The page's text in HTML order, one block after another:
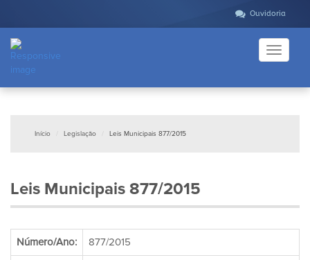
Ouvidoria
Toggle
Início Legislação Leis Municipais 877/2015
Leis Municipais 877/2015
Número/Ano: 877/2015